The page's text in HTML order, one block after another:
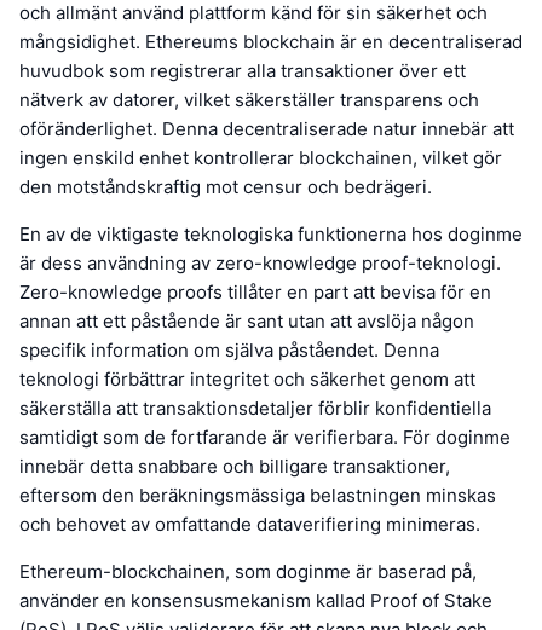
och allmänt använd plattform känd för sin säkerhet och
mångsidighet. Ethereums blockchain är en decentraliserad
huvudbok som registrerar alla transaktioner över ett
nätverk av datorer, vilket säkerställer transparens och
oföränderlighet. Denna decentraliserade natur innebär att
ingen enskild enhet kontrollerar blockchainen, vilket gör
den motståndskraftig mot censur och bedrägeri.
En av de viktigaste teknologiska funktionerna hos doginme
är dess användning av zero-knowledge proof-teknologi.
Zero-knowledge proofs tillåter en part att bevisa för en
annan att ett påstående är sant utan att avslöja någon
specifik information om själva påståendet. Denna
teknologi förbättrar integritet och säkerhet genom att
säkerställa att transaktionsdetaljer förblir konfidentiella
samtidigt som de fortfarande är verifierbara. För doginme
innebär detta snabbare och billigare transaktioner,
eftersom den beräkningsmässiga belastningen minskas
och behovet av omfattande dataverifiering minimeras.
Ethereum-blockchainen, som doginme är baserad på,
använder en konsensusmekanism kallad Proof of Stake